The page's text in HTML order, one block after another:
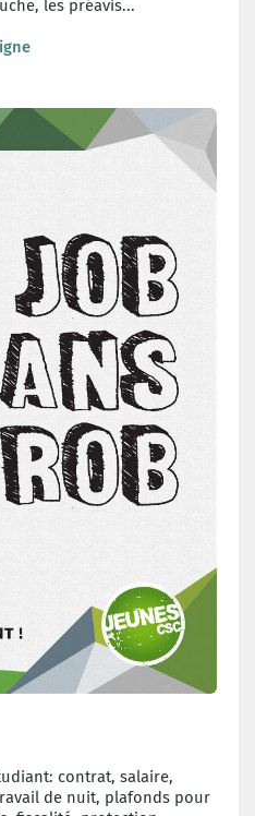
les préavis...
contrat, salaire,
de nuit, plafonds pour